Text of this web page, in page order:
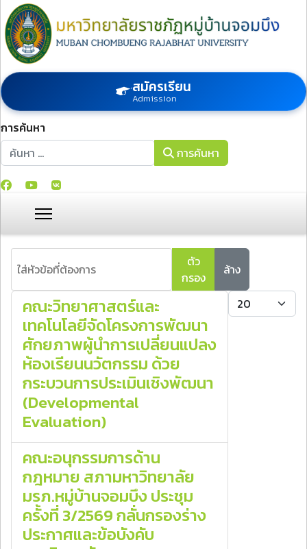
สมัครเรียน
Admission
การค้นหา
การค้นหา
การค้นหา
ตัว
กรอง
ล้าง
แสดง #
คณะวิทยาศาสตร์และ
เทคโนโลยีจัดโครงการพัฒนา
ศักยภาพผู้นำการเปลี่ยนแปลง
ห้องเรียนนวัตกรรม ด้วย
กระบวนการประเมินเชิงพัฒนา
(Developmental
Evaluation)
คณะอนุกรรมการด้าน
กฎหมาย สภามหาวิทยาลัย
มรภ.หมู่บ้านจอมบึง ประชุม
ครั้งที่ 3/2569 กลั่นกรองร่าง
ประกาศและข้อบังคับ